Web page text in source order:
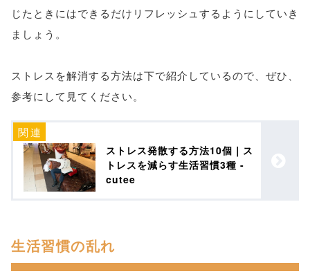
じたときにはできるだけリフレッシュするようにしていき
ましょう。
ストレスを解消する方法は下で紹介しているので、ぜひ、
参考にして見てください。
ストレス発散する方法10個｜ス
トレスを減らす生活習慣3種 -
cutee
生活習慣の乱れ